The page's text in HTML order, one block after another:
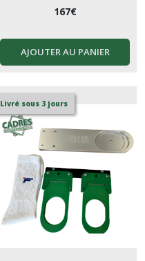
167€
AJOUTER AU PANIER
Livré sous 3 jours